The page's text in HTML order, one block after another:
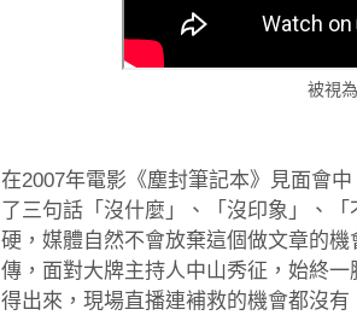
被視
在2007年電影《塵封筆記本》見面會
了三句話「沒什麼」、「沒印象」、
硬，媒體自然不會放棄這個做文章的
傳，面對大牌主持人中山秀征，始終
得出來，現場直播連補救的機會都沒有